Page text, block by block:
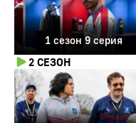
1 сезон 9 серия
2 СЕЗОН